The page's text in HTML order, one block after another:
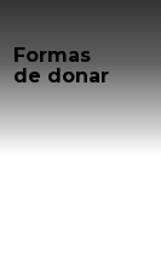
Formas
de donar